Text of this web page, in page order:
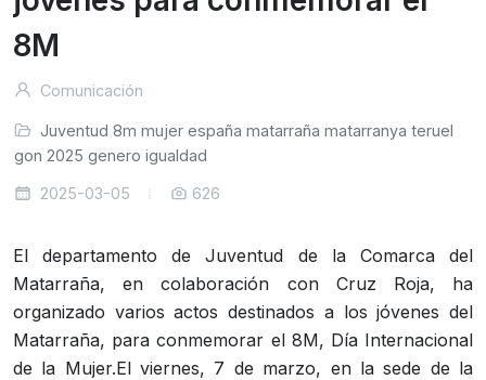
8M
Comunicación
Juventud 8m mujer españa matarraña matarranya teruel
2025 genero igualdad
2025-03-05 626
El departamento de Juventud de la Comarca del
Matarraña, en colaboración con Cruz Roja, ha
organizado varios actos destinados a los jóvenes del
Matarraña, para conmemorar el 8M, Día Internacional
de la Mujer.El viernes, 7 de marzo, en la sede de la